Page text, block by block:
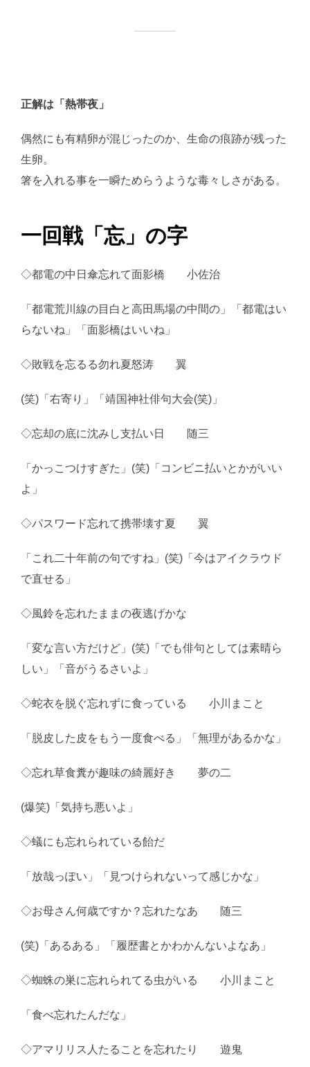
正解は「熱帯夜」
偶然にも有精卵が混じったのか、生命の痕跡が残った
生卵。
箸を入れる事を一瞬ためらうような毒々しさがある。
一回戦「忘」の字
◇都電の中日傘忘れて面影橋 小佐治
「都電荒川線の目白と高田馬場の中間の」「都電はい
らないね」「面影橋はいいね」
◇敗戦を忘るる勿れ夏怒涛 翼
(笑)「右寄り」「靖国神社俳句大会(笑)」
◇忘却の底に沈みし支払い日 随三
「かっこつけすぎた」(笑)「コンビニ払いとかがいい
よ」
◇パスワード忘れて携帯壊す夏 翼
「これ二十年前の句ですね」(笑)「今はアイクラウド
で直せる」
◇風鈴を忘れたままの夜逃げかな
「変な言い方だけど」(笑)「でも俳句としては素晴ら
しい」「音がうるさいよ」
◇蛇衣を脱ぐ忘れずに食っている 小川まこと
「脱皮した皮をもう一度食べる」「無理があるかな」
◇忘れ草食糞が趣味の綺麗好き 夢の二
(爆笑)「気持ち悪いよ」
◇蟻にも忘れられている飴だ
「放哉っぽい」「見つけられないって感じかな」
◇お母さん何歳ですか？忘れたなあ 随三
(笑)「あるある」「履歴書とかわかんないよなあ」
◇蜘蛛の巣に忘れられてる虫がいる 小川まこと
「食べ忘れたんだな」
◇アマリリス人たることを忘れたり 遊鬼